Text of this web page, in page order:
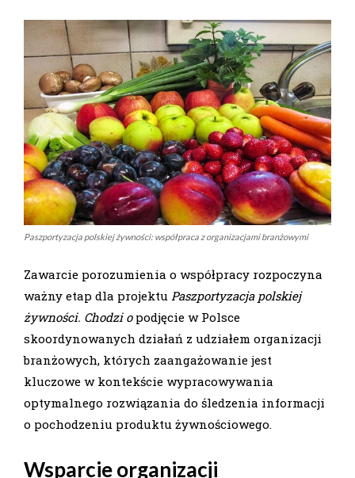
Paszportyzacja polskiej żywności: współpraca z organizacjami branżowymi
Zawarcie porozumienia o współpracy rozpoczyna
ważny etap dla projektu Paszportyzacja polskiej
żywności. Chodzi opodjęcie w Polsce
skoordynowanych działań z udziałem organizacji
branżowych, których zaangażowanie jest
kluczowe w kontekście wypracowywania
optymalnego rozwiązania do śledzenia informacji
o pochodzeniu produktu żywnościowego.
Wsparcie organizacji